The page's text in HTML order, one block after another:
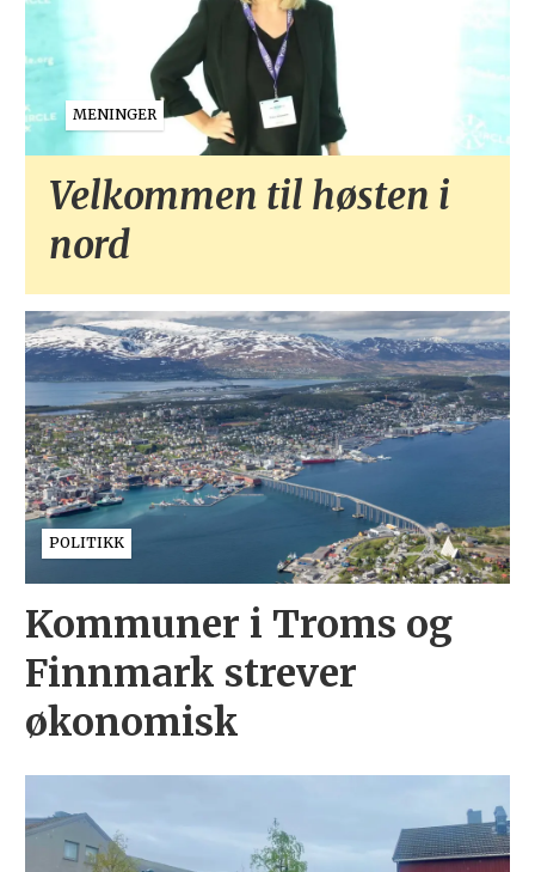
MENINGER
Velkommen til høsten i
nord
POLITIKK
Kommuner i Troms og
Finnmark strever
økonomisk